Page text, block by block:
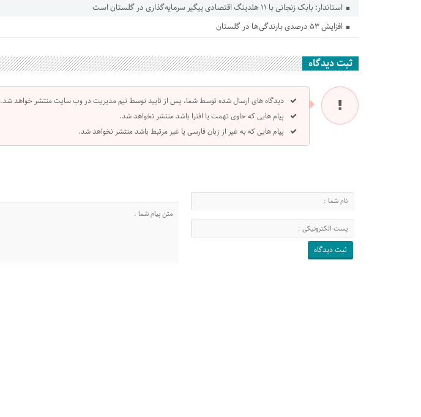
استاندار: بابک زنجانی با ۱۱ هلدینگ اقتصادی پیگیر سرمایه‌گذاری در گلستان است
افزایش ۵۳ درصدی بارندگی‌ها در گلستان
ثبت دیدگاه
دیدگاه های ارسال شده توسط شما، پس از تایید توسط تیم مدیریت در وب سایت منتشر خواهد شد.
پیام هایی که حاوی تهمت یا افترا باشد منتشر نخواهد شد.
پیام هایی که به غیر از زبان فارسی یا غیر مرتبط باشد منتشر نخواهد شد.